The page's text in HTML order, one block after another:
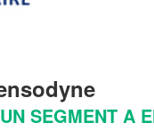
SEGMENT A